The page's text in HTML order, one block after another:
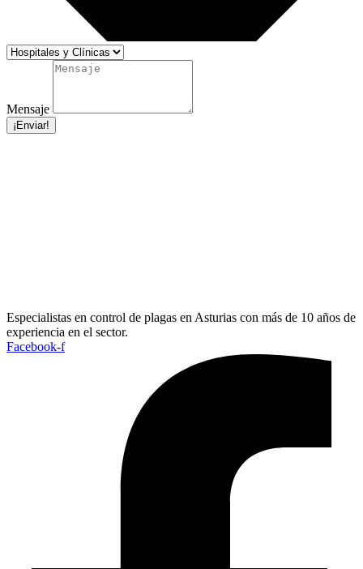
Mensaje
¡Enviar!
Especialistas en control de plagas en Asturias con más de 10 años de
experiencia en el sector.
Facebook-f